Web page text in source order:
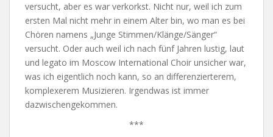
versucht, aber es war verkorkst. Nicht nur, weil ich zum
ersten Mal nicht mehr in einem Alter bin, wo man es bei
Chören namens „Junge Stimmen/Klänge/Sänger“
versucht. Oder auch weil ich nach fünf Jahren lustig, laut
und legato im Moscow International Choir unsicher war,
was ich eigentlich noch kann, so an differenzierterem,
komplexerem Musizieren. Irgendwas ist immer
dazwischengekommen.
***